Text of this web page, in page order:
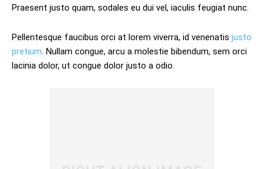
Praesent justo quam, sodales eu dui vel, iaculis feugiat nunc.
Pellentesque faucibus orci at lorem viverra, id venenatis justo
pretium. Nullam congue, arcu a molestie bibendum, sem orci
lacinia dolor, ut congue dolor justo a odio.